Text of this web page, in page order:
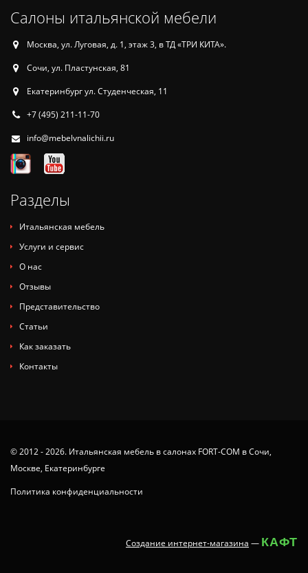
Салоны итальянской мебели
Москва, ул. Луговая, д. 1, этаж 3, в ТД «ТРИ КИТА».
Сочи, ул. Пластунская, 81
Екатеринбург ул. Студенческая, 11
+7 (495) 211-11-70
info@mebelvnalichii.ru
Разделы
Итальянская мебель
Услуги и сервис
О нас
Отзывы
Представительство
Статьи
Как заказать
Контакты
© 2012 - 2026. Итальянская мебель в салонах FORT-COM в Сочи,
Москве, Екатеринбурге
Политика конфиденциальности
Создание интернет-магазина — КАФТ